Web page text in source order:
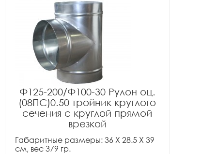
Ф125-200/Ф100-30 Рулон оц.
(08ПС)0.50 тройник круглого
сечения с круглой прямой
врезкой
Габаритные размеры: 36 X 28.5 X 39
см, вес 379 гр.